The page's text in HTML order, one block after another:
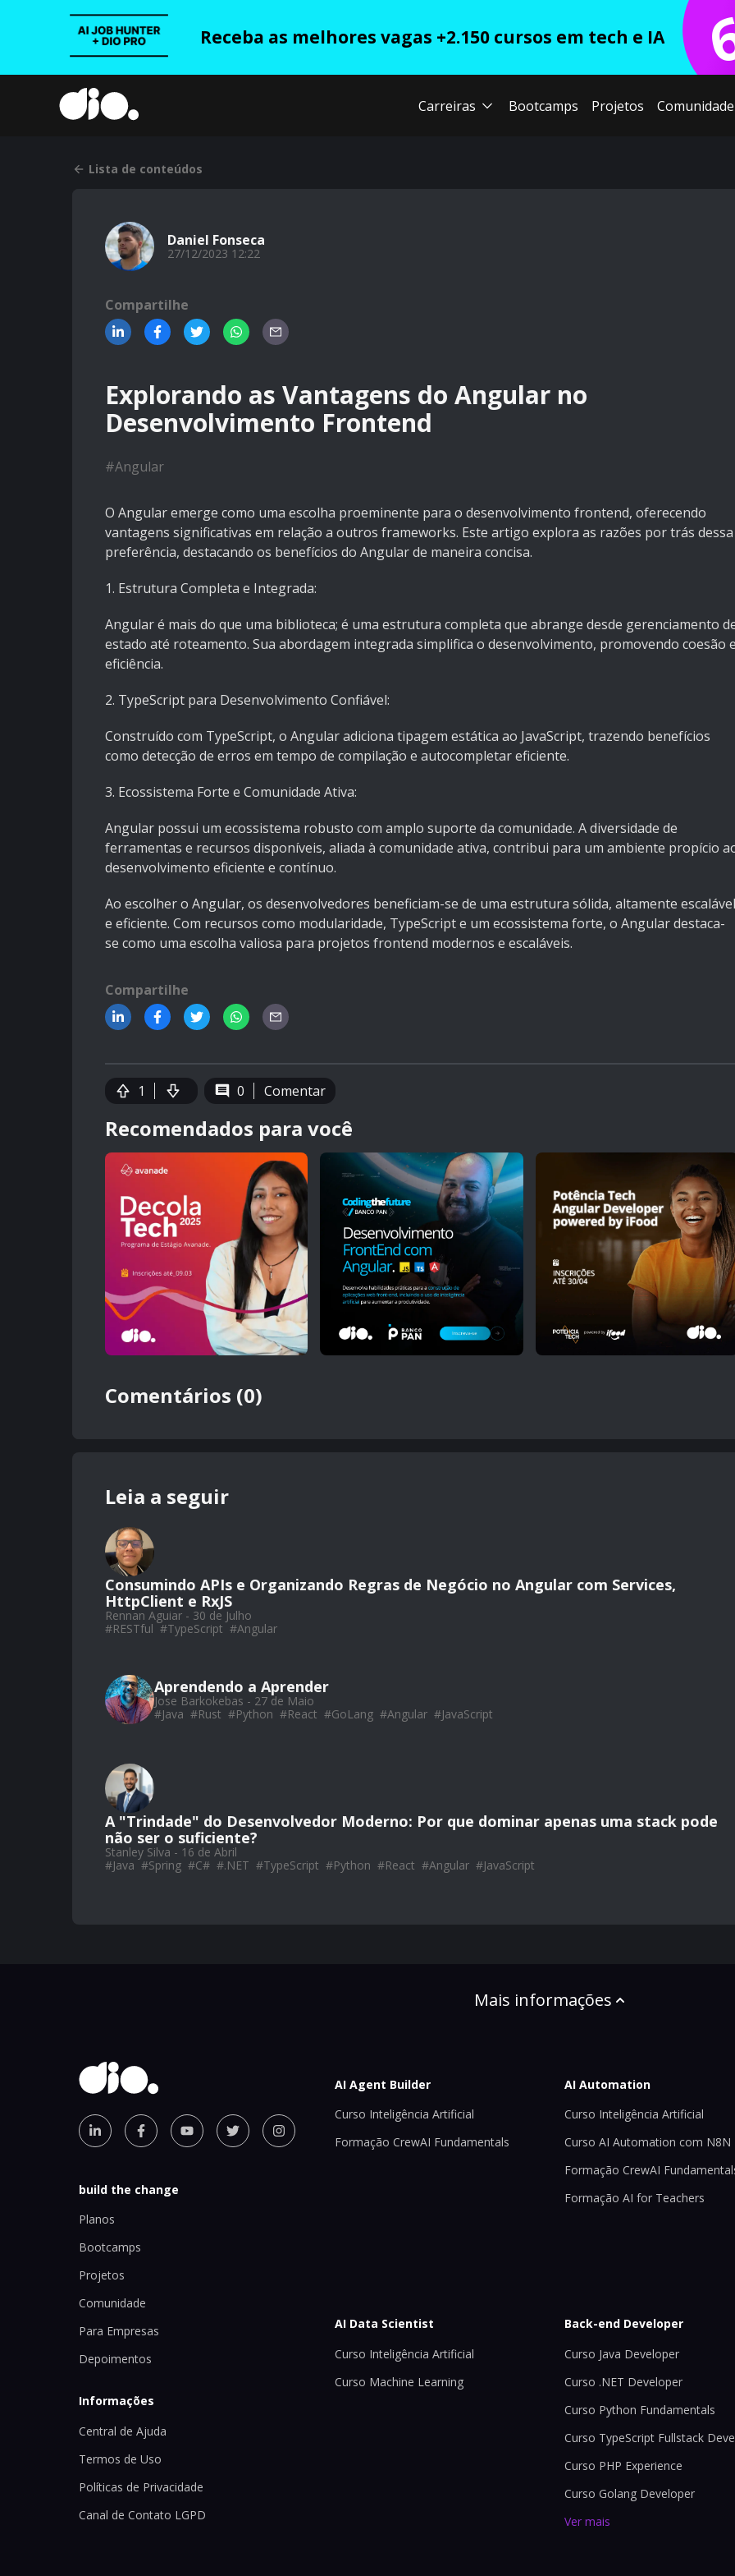
Receba as melhores vagas +2.150 cursos em tech e IA
Carreiras Bootcamps Projetos Comunidade
Lista de conteúdos
Daniel Fonseca
27/12/2023 12:22
Compartilhe
Explorando as Vantagens do Angular no
Desenvolvimento Frontend
#Angular
O Angular emerge como uma escolha proeminente para o desenvolvimento frontend, oferecendo
vantagens significativas em relação a outros frameworks. Este artigo explora as razões por trás dessa
preferência, destacando os benefícios do Angular de maneira concisa.
1. Estrutura Completa e Integrada:
Angular é mais do que uma biblioteca; é uma estrutura completa que abrange desde gerenciamento
estado até roteamento. Sua abordagem integrada simplifica o desenvolvimento, promovendo coesão
eficiência.
2. TypeScript para Desenvolvimento Confiável:
Construído com TypeScript, o Angular adiciona tipagem estática ao JavaScript, trazendo benefícios
como detecção de erros em tempo de compilação e autocompletar eficiente.
3. Ecossistema Forte e Comunidade Ativa:
Angular possui um ecossistema robusto com amplo suporte da comunidade. A diversidade de
ferramentas e recursos disponíveis, aliada à comunidade ativa, contribui para um ambiente propício
desenvolvimento eficiente e contínuo.
Ao escolher o Angular, os desenvolvedores beneficiam-se de uma estrutura sólida, altamente escalável
e eficiente. Com recursos como modularidade, TypeScript e um ecossistema forte, o Angular destaca-
se como uma escolha valiosa para projetos frontend modernos e escaláveis.
Compartilhe
1 0 Comentar
Recomendados para você
Comentários (0)
Leia a seguir
Consumindo APIs e Organizando Regras de Negócio no Angular com Services,
HttpClient e RxJS
Rennan Aguiar - 30 de Julho
#RESTful #TypeScript #Angular
Aprendendo a Aprender
Jose Barkokebas - 27 de Maio
#Java #Rust #Python #React #GoLang #Angular #JavaScript
A "Trindade" do Desenvolvedor Moderno: Por que dominar apenas uma stack pode
não ser o suficiente?
Stanley Silva - 16 de Abril
#Java #Spring #C# #.NET #TypeScript #Python #React #Angular #JavaScript
Mais informações
build the change
Planos
Bootcamps
Projetos
Comunidade
Para Empresas
Depoimentos
Informações
Central de Ajuda
Termos de Uso
Políticas de Privacidade
Canal de Contato LGPD
AI Agent Builder
Curso Inteligência Artificial
Formação CrewAI Fundamentals
AI Automation
Curso Inteligência Artificial
Curso AI Automation com N8N
Formação CrewAI
Formação AI for Teachers
AI Data Scientist
Curso Inteligência Artificial
Curso Machine Learning
Back-end Developer
Curso Java Developer
Curso .NET Developer
Curso Python Fundamentals
Curso TypeScript Fullstack
Curso PHP Experience
Curso Golang Developer
Ver mais